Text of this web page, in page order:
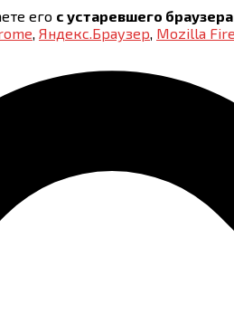
его с устаревшего браузера
, Яндекс.Браузер, Mozilla